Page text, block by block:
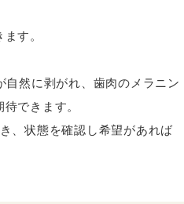
す。
然に剥がれ、歯肉のメラニン
できます。
、状態を確認し希望があれば